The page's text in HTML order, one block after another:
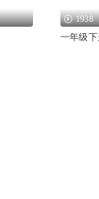
1938
一年级